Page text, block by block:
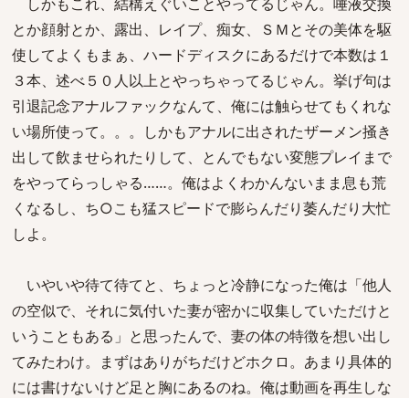
とか顔射とか、露出、レイプ、痴女、ＳＭとその美体を駆
使してよくもまぁ、ハードディスクにあるだけで本数は１
３本、述べ５０人以上とやっちゃってるじゃん。挙げ句は
引退記念アナルファックなんて、俺には触らせてもくれな
い場所使って。。。しかもアナルに出されたザーメン掻き
出して飲ませられたりして、とんでもない変態プレイまで
をやってらっしゃる……。俺はよくわかんないまま息も荒
くなるし、ち○こも猛スピードで膨らんだり萎んだり大忙
しよ。
いやいや待て待てと、ちょっと冷静になった俺は「他人
の空似で、それに気付いた妻が密かに収集していただけと
いうこともある」と思ったんで、妻の体の特徴を想い出し
てみたわけ。まずはありがちだけどホクロ。あまり具体的
には書けないけど足と胸にあるのね。俺は動画を再生しな